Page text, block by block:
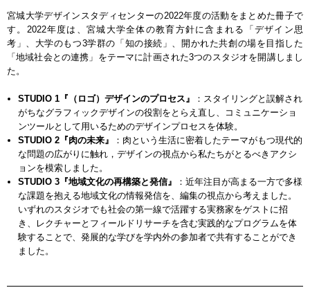
宮城大学デザインスタディセンターの2022年度の活動をまとめた冊子で
す。2022年度は、宮城大学全体の教育方針に含まれる「デザイン思
考」、大学のもつ3学群の「知の接続」、開かれた共創の場を目指した
「地域社会との連携」をテーマに計画された3つのスタジオを開講しまし
た。
STUDIO 1『（ロゴ）デザインのプロセス』
：スタイリングと誤解され
がちなグラフィックデザインの役割をとらえ直し、コミュニケーショ
ンツールとして用いるためのデザインプロセスを体験。
STUDIO 2『肉の未来』
：肉という生活に密着したテーマがもつ現代的
な問題の広がりに触れ，デザインの視点から私たちがとるべきアクシ
ョンを模索しました。
STUDIO 3『地域文化の再構築と発信』
：近年注目が高まる一方で多様
な課題を抱える地域文化の情報発信を、編集の視点から考えました。
いずれのスタジオでも社会の第一線で活躍する実務家をゲストに招
き、レクチャーとフィールドリサーチを含む実践的なプログラムを体
験することで、発展的な学びを学内外の参加者で共有することができ
ました。